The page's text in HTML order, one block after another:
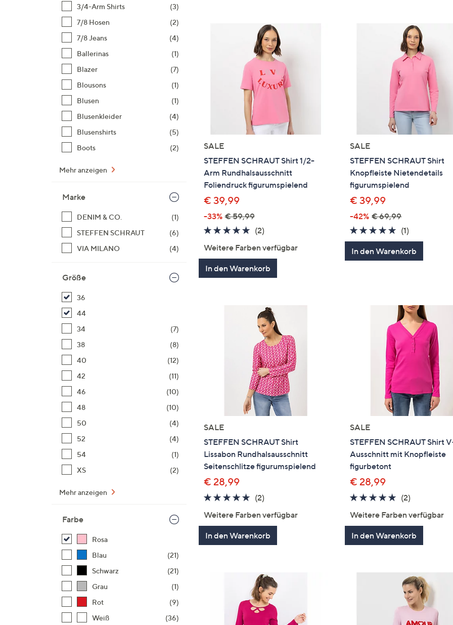
rechts,
anzuzeigen.
3/4-Arm Shirts
(3)
7/8 Hosen
(2)
7/8 Jeans
(4)
Ballerinas
(1)
Blazer
(7)
Blousons
(1)
Blusen
(1)
Blusenkleider
(4)
Blusenshirts
(5)
Boots
(2)
Mehr anzeigen
Marke
DENIM & CO.
(1)
STEFFEN SCHRAUT
(6)
VIA MILANO
(4)
Größe
36
44
34
(7)
38
(8)
40
(12)
42
(11)
46
(10)
48
(10)
50
(4)
52
(4)
54
(1)
XS
(2)
Mehr anzeigen
Farbe
Rosa
Blau
(21)
Schwarz
(21)
Grau
(1)
Rot
(9)
Weiß
(36)
SALE
STEFFEN SCHRAUT Shirt 1/2-
Arm Rundhalsausschnitt
Foliendruck figurumspielend
€ 39,99
-33% € 59,99
5.0
5
(2)2
Weitere Farben verfügbar
In den Warenkorb
SALE
STEFFEN SCHRAUT Shirt
Knopfleiste Nietendetails
figurumspielend
€ 39,99
-42% € 69,99
5.0
von
5
(1)
In den Warenkorb
SALE
STEFFEN SCHRAUT Shirt
Lissabon Rundhalsausschnitt
Seitenschlitze figurumspielend
€ 28,99
5.0
(2)2
Weitere Farben verfügbar
In den Warenkorb
SALE
STEFFEN SCHRAUT Shirt
Ausschnitt mit Knopfleiste
figurbetont
€ 28,99
5.0
(2)
Weitere Farben verfügbar
In den Warenkorb